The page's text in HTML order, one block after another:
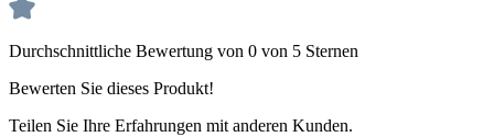
Durchschnittliche Bewertung von 0 von 5 Sternen
Bewerten Sie dieses Produkt!
Teilen Sie Ihre Erfahrungen mit anderen Kunden.